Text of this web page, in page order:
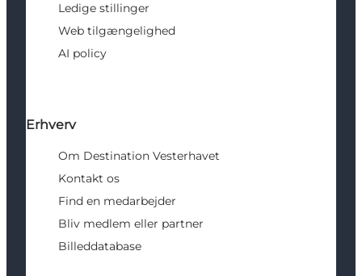
Ledige stillinger
Web tilgængelighed
AI policy
Erhverv
Om Destination Vesterhavet
Kontakt os
Find en medarbejder
Bliv medlem eller partner
Billeddatabase